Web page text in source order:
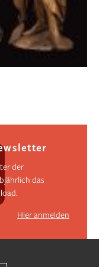
der
das
Hier anmelden